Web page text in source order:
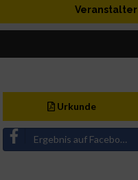
Veranstalter
Urkunde
Ergebnis auf Facebook teilen